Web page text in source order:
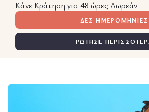
Κάνε Κράτηση για 48 ώρες Δωρεάν
ΔΕΣ ΗΜΕΡΟΜΗΝΙΕΣ
ΡΩΤΗΣΕ